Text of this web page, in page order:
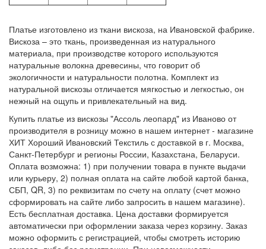
Платье изготовлено из ткани вискоза, на Ивановской фабрике.
Вискоза – это ткань, произведенная из натурального
материала, при производстве которого используются
натуральные волокна древесины, что говорит об
экологичности и натуральности полотна. Комплект из
натуральной вискозы отличается мягкостью и легкостью, он
нежный на ощупь и привлекательный на вид.
Купить платье из вискозы "Ассоль леопард" из Иваново от
производителя в розницу можно в нашем интернет - магазине
ХИТ Хороший Ивановский Текстиль с доставкой в г. Москва,
Санкт-Петербург и регионы России, Казахстана, Беларуси.
Оплата возможна: 1) при получении товара в пункте выдачи
или курьеру, 2) полная оплата на сайте любой картой банка,
СБП, QR, 3) по реквизитам по счету на оплату (счет можно
сформировать на сайте либо запросить в нашем магазине).
Есть бесплатная доставка. Цена доставки формируется
автоматически при оформлении заказа через корзину. Заказ
можно оформить с регистрацией, чтобы смотреть историю